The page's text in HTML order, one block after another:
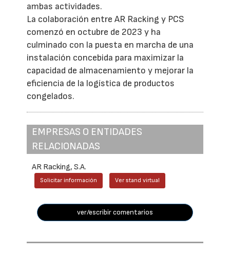
ambas actividades.
La colaboración entre AR Racking y PCS
comenzó en octubre de 2023 y ha
culminado con la puesta en marcha de una
instalación concebida para maximizar la
capacidad de almacenamiento y mejorar la
eficiencia de la logística de productos
congelados.
EMPRESAS O ENTIDADES
RELACIONADAS
AR Racking, S.A.
Solicitar información Ver stand virtual
ver/escribir comentarios